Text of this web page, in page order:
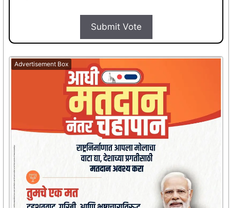
Submit Vote
Advertisement Box